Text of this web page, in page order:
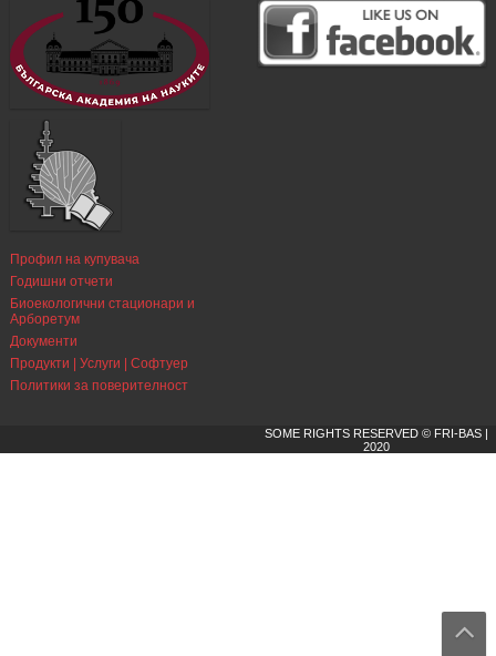
SOME RIGHTS RESERVED © FRI-BAS |
2020
Профил на купувача
Годишни отчети
Биоекологични стационари и
Арборетум
Документи
Продукти | Услуги | Софтуер
Политики за поверителност